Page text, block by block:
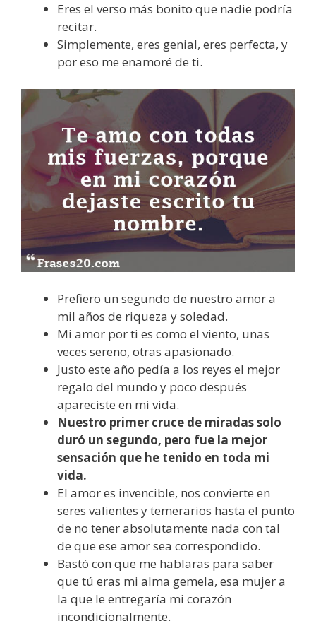
Eres el verso más bonito que nadie podría
recitar.
Simplemente, eres genial, eres perfecta, y
por eso me enamoré de ti.
Prefiero un segundo de nuestro amor a
mil años de riqueza y soledad.
Mi amor por ti es como el viento, unas
veces sereno, otras apasionado.
Justo este año pedía a los reyes el mejor
regalo del mundo y poco después
apareciste en mi vida.
Nuestro primer cruce de miradas solo
duró un segundo, pero fue la mejor
sensación que he tenido en toda mi
vida.
El amor es invencible, nos convierte en
seres valientes y temerarios hasta el punto
de no tener absolutamente nada con tal
de que ese amor sea correspondido.
Bastó con que me hablaras para saber
que tú eras mi alma gemela, esa mujer a
la que le entregaría mi corazón
incondicionalmente.